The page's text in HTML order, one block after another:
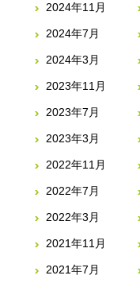
2024年11月
2024年7月
2024年3月
2023年11月
2023年7月
2023年3月
2022年11月
2022年7月
2022年3月
2021年11月
2021年7月